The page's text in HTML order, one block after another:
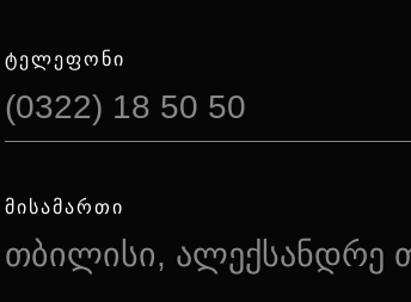
ᲢᲔᲚᲔᲤᲝᲜᲘ
(0322) 18 50 50
ᲛᲘᲡᲐᲛᲐᲠᲗᲘ
თბილისი, ალექსანდრე